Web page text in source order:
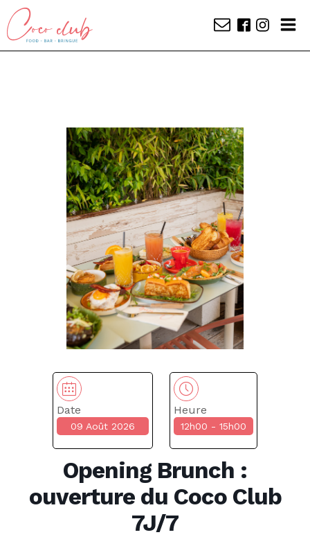
Date
09 Août 2026
Heure
12h00 - 15h00
Opening Brunch :
ouverture du Coco Club
7J/7